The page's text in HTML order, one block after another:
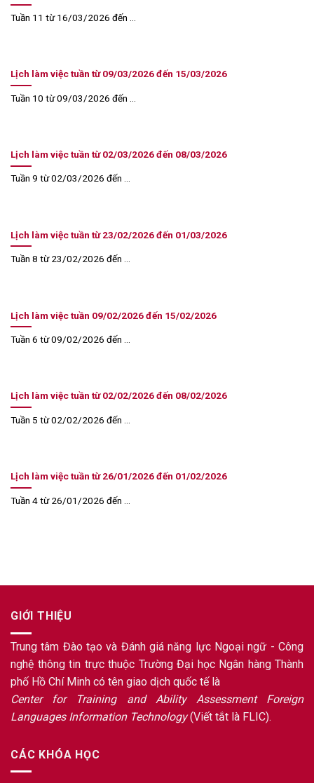
Tuần 11 từ 16/03/2026 đến ...
Lịch làm việc tuần từ 09/03/2026 đến 15/03/2026
Tuần 10 từ 09/03/2026 đến ...
Lịch làm việc tuần từ 02/03/2026 đến 08/03/2026
Tuần 9 từ 02/03/2026 đến ...
Lịch làm việc tuần từ 23/02/2026 đến 01/03/2026
Tuần 8 từ 23/02/2026 đến ...
Lịch làm việc tuần 09/02/2026 đến 15/02/2026
Tuần 6 từ 09/02/2026 đến ...
Lịch làm việc tuần từ 02/02/2026 đến 08/02/2026
Tuần 5 từ 02/02/2026 đến ...
Lịch làm việc tuần từ 26/01/2026 đến 01/02/2026
Tuần 4 từ 26/01/2026 đến ...
GIỚI THIỆU
Trung tâm Đào tạo và Đánh giá năng lực Ngoại ngữ - Công
nghệ thông tin trực thuộc Trường Đại học Ngân hàng Thành
phố Hồ Chí Minh có tên giao dịch quốc tế là
Center for Training and Ability Assessment Foreign
Languages Information Technology(Viết tắt là FLIC).
CÁC KHÓA HỌC